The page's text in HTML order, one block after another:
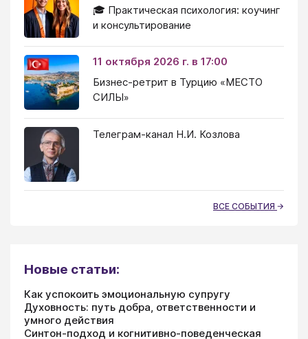
🎓 Практическая психология: коучинг
и консультирование
11 октября 2026 г. в 17:00
Бизнес-ретрит в Турцию «МЕСТО
СИЛЫ»
Телеграм-канал Н.И. Козлова
ВСЕ СОБЫТИЯ
Новые статьи:
Как успокоить эмоциональную супругу
Духовность: путь добра, ответственности и
умного действия
Синтон-подход и когнитивно-поведенческая